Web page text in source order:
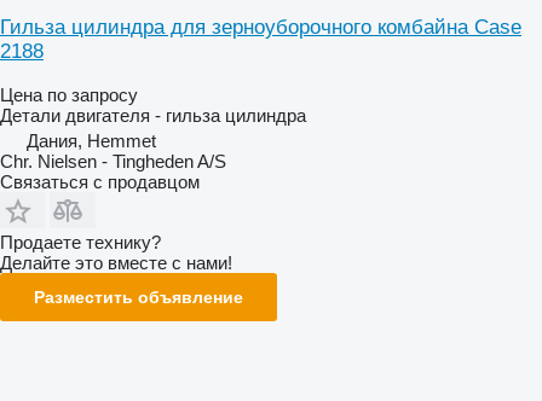
Гильза цилиндра для зерноуборочного комбайна Case
2188
Цена по запросу
Детали двигателя - гильза цилиндра
Дания, Hemmet
Chr. Nielsen - Tingheden A/S
Связаться с продавцом
Продаете технику?
Делайте это вместе с нами!
Разместить объявление